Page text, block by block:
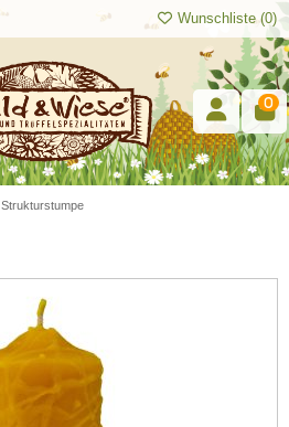
Wunschliste (0)
0
Strukturstumpe